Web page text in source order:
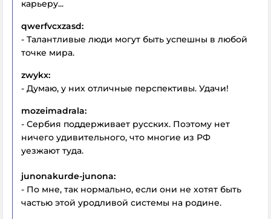
карьеру...
qwerfvcxzasd:
- Талантливые люди могут быть успешны в любой
точке мира.
zwykx:
- Думаю, у них отличные перспективы. Удачи!
mozeimadrala:
- Сербия поддерживает русских. Поэтому нет
ничего удивительного, что многие из РФ
уезжают туда.
junonakurde-junona:
- По мне, так нормально, если они не хотят быть
частью этой уродливой системы на родине.